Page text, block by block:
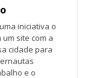
iniciativa o
site com a
cidade para
e o